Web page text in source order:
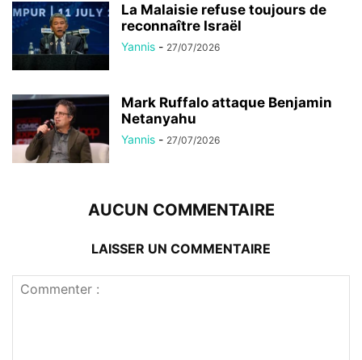
La Malaisie refuse toujours de
reconnaître Israël
Yannis - 27/07/2026
Mark Ruffalo attaque Benjamin
Netanyahu
Yannis - 27/07/2026
AUCUN COMMENTAIRE
LAISSER UN COMMENTAIRE